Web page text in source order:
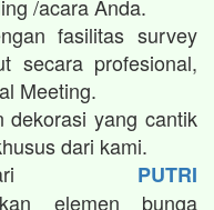
/acara Anda.
fasilitas survey
secara profesional,
Meeting.
dekorasi yang cantik
dari kami.
dari PUTRI
elemen bunga